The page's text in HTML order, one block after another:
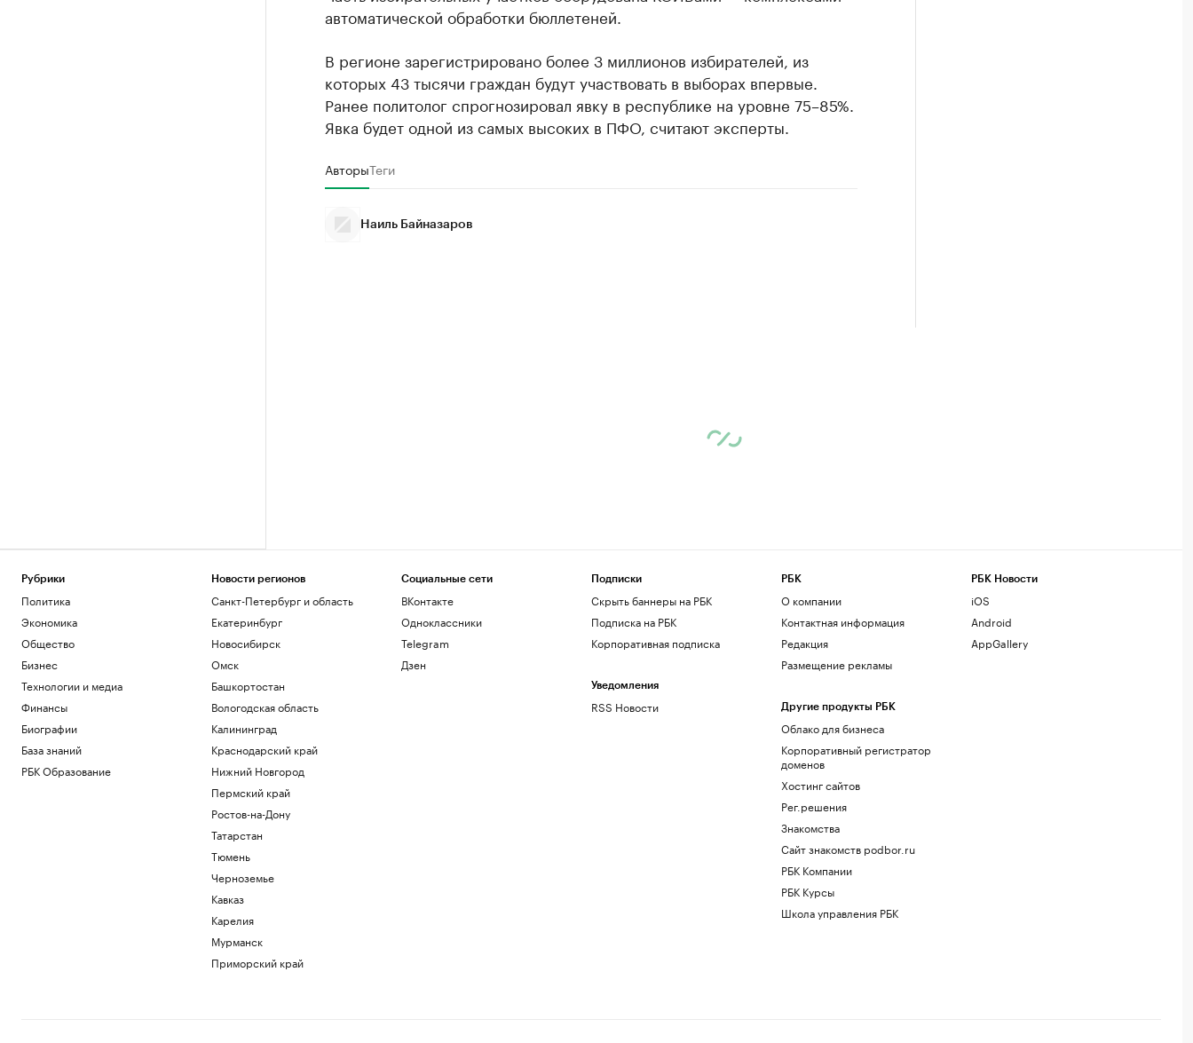
автоматической обработки бюллетеней.
В регионе зарегистрировано более 3 миллионов избирателей, из
которых 43 тысячи граждан будут участвовать в выборах впервые.
Ранее политолог спрогнозировал явку в республике на уровне 75–85%.
Явка будет одной из самых высоких в ПФО, считают эксперты.
АвторыТеги
Наиль Байназаров
Рубрики
Политика
Экономика
Общество
Бизнес
Технологии и медиа
Финансы
Биографии
База знаний
РБК Образование
Новости регионов
Санкт-Петербург и область
Екатеринбург
Новосибирск
Омск
Башкортостан
Вологодская область
Калининград
Краснодарский край
Нижний Новгород
Пермский край
Ростов-на-Дону
Татарстан
Тюмень
Черноземье
Кавказ
Карелия
Мурманск
Приморский край
Социальные сети
ВКонтакте
Одноклассники
Telegram
Дзен
Подписки
Скрыть баннеры на РБК
Подписка на РБК
Корпоративная подписка
Уведомления
RSS Новости
РБК
О компании
Контактная информация
Редакция
Размещение рекламы
Другие продукты РБК
Облако для бизнеса
Корпоративный регистратор
доменов
Хостинг сайтов
Рег.решения
Знакомства
Сайт знакомств podbor.ru
РБК Компании
РБК Курсы
Школа управления РБК
РБК Новости
iOS
Android
AppGallery